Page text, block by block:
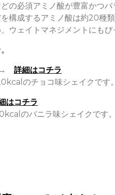
の必須アミノ酸が豊富かつ
構成するアミノ酸は約20種
ウェイトマネジメントにもぴ
→ 詳細はコチラ
のチョコ味シェイクです。
はコチラ
のバニラ味シェイクです。